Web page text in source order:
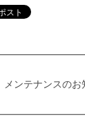
メンテナンスのお